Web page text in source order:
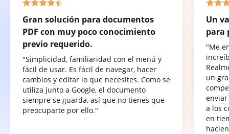
Gran solución para documentos
PDF con muy poco conocimiento
previo requerido.
"Simplicidad, familiaridad con el menú y
fácil de usar. Es fácil de navegar, hacer
cambios y editar lo que necesites. Como se
utiliza junto a Google, el documento
siempre se guarda, así que no tienes que
preocuparte por ello."
Un
para
"Me
un
a los
en